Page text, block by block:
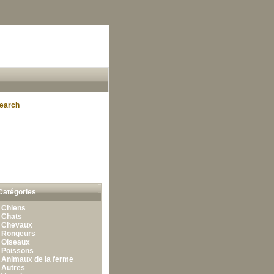
Chiens
Chats
Chevaux
Rongeurs
Oiseaux
Poissons
Animaux de la ferme
Autres